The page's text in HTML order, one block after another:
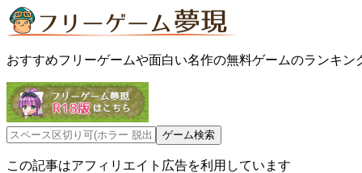
おすすめフリーゲームや面白い名作の無料ゲームのランキン
この記事はアフィリエイト広告を利用しています